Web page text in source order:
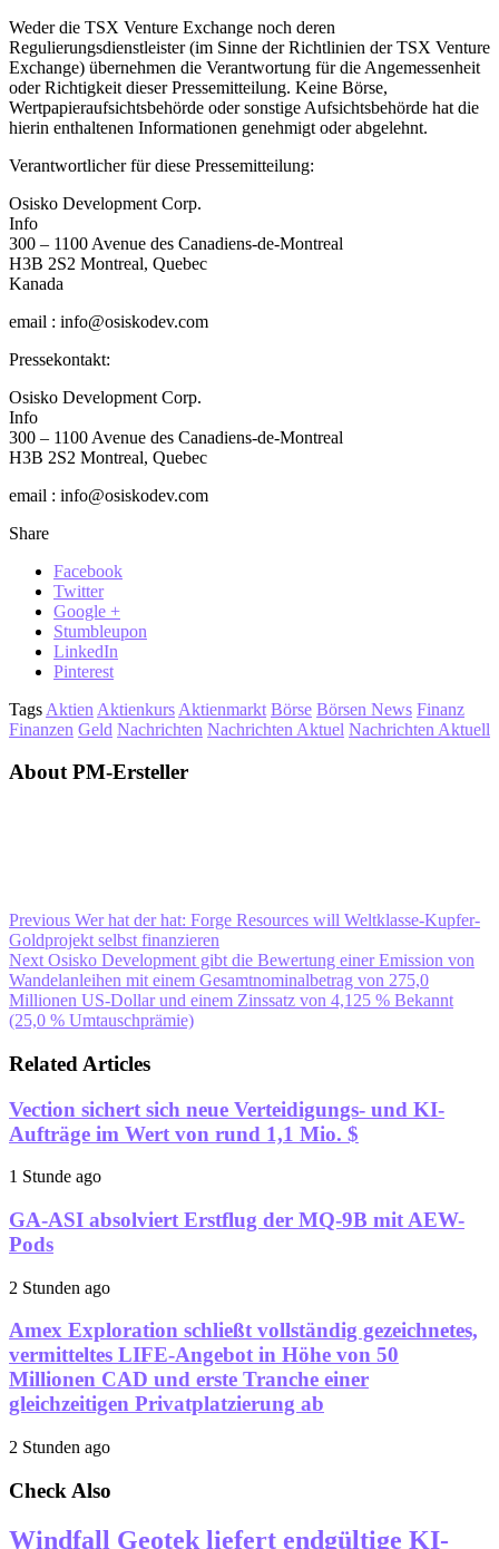
Weder die TSX Venture Exchange noch deren
Regulierungsdienstleister (im Sinne der Richtlinien der TSX Venture
Exchange) übernehmen die Verantwortung für die Angemessenheit
oder Richtigkeit dieser Pressemitteilung. Keine Börse,
Wertpapieraufsichtsbehörde oder sonstige Aufsichtsbehörde hat die
hierin enthaltenen Informationen genehmigt oder abgelehnt.
Verantwortlicher für diese Pressemitteilung:
Osisko Development Corp.
Info
300 – 1100 Avenue des Canadiens-de-Montreal
H3B 2S2 Montreal, Quebec
Kanada
email : info@osiskodev.com
Pressekontakt:
Osisko Development Corp.
Info
300 – 1100 Avenue des Canadiens-de-Montreal
H3B 2S2 Montreal, Quebec
email : info@osiskodev.com
Share
Facebook
Twitter
Google +
Stumbleupon
LinkedIn
Pinterest
Tags Aktien Aktienkurs Aktienmarkt Börse Börsen News Finanz
Finanzen Geld Nachrichten Nachrichten Aktuel Nachrichten Aktuell
About PM-Ersteller
Previous Wer hat der hat: Forge Resources will Weltklasse-Kupfer-
Goldprojekt selbst finanzieren
Next Osisko Development gibt die Bewertung einer Emission von
Wandelanleihen mit einem Gesamtnominalbetrag von 275,0
Millionen US-Dollar und einem Zinssatz von 4,125 % Bekannt
(25,0 % Umtauschprämie)
Related Articles
Vection sichert sich neue Verteidigungs- und KI-
Aufträge im Wert von rund 1,1 Mio. $
1 Stunde ago
GA-ASI absolviert Erstflug der MQ-9B mit AEW-
Pods
2 Stunden ago
Amex Exploration schließt vollständig gezeichnetes,
vermitteltes LIFE-Angebot in Höhe von 50
Millionen CAD und erste Tranche einer
gleichzeitigen Privatplatzierung ab
2 Stunden ago
Check Also
Windfall Geotek liefert endgültige KI-